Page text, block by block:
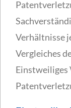
Verhältnisse
Vergleiches
Einstweiliges